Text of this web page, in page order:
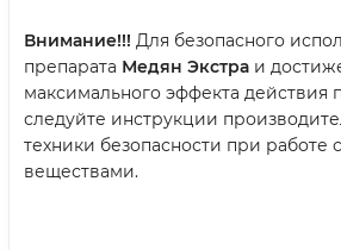
Внимание!!! Для безопасного
препарата Медян Экстра и
максимального эффекта действия
следуйте инструкции
техники безопасности при работе
веществами.